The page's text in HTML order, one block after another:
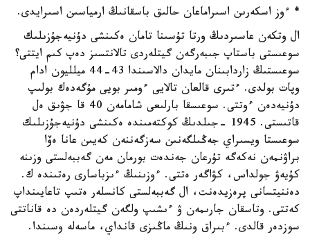
* ءوز اسكەرىن اسىراماعان حالىق باسقانىڭ ارمياسىن اسىرايدى.
ال وتكەن عاسىردىڭ ورتا تۇسىنا تامان ەكىنشى دۇنيەجۇزىلىك
سوعىستى باستاپ جىبەرگەن گيتلەردى تالانتسىز دەپ كىم ايتتى؟
سوعىستىڭ زاردابىنان مايدان دالاسىندا 43-44 ميلليون ادام
وپات بولدى. ءتىرى قالعان تالايى ءومىر بويى مۇگەدەك بولىپ
دۇنيەدەن ءوتتى. سوعىسقا بارلىعى شامامەن 40 قا جۋىق ەل
قاتىستى. 1945 -جىلدىڭ كوكتەمىندە ەكىنشى دۇنيەجۇزىلىك
سوعىستا ويسىراي جەڭىلگەنىن سەزگەننەن كەيىن عانا ەۆا
براۋنمەن نەكەگە تۇرعان جەندەت بورمان مەن گەببەلستى وزىنە
كۇيەۋ جولداس، كۋاگەر ەتتى. ءوزىنىڭ ءىزباسارى رەتىندە ك.
دەننيتسانى پرەزيدەنت، ال گەببەلستى كانسلەر ەتىپ تاعايىنداپ
كەتتى. وتاسقان جارىمەن ۋ ءىشىپ ولگەن گيتلەردەن دە قاناتتى
سوزدەر قالدى. ءبىراق ونىڭ ماڭىزى قانداي، ماسەلە وسىندا.